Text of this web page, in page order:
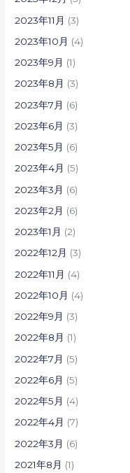
2023年11月 (3)
2023年10月 (4)
2023年9月 (1)
2023年8月 (3)
2023年7月 (6)
2023年6月 (3)
2023年5月 (6)
2023年4月 (5)
2023年3月 (6)
2023年2月 (6)
2023年1月 (2)
2022年12月 (3)
2022年11月 (4)
2022年10月 (4)
2022年9月 (3)
2022年8月 (1)
2022年7月 (5)
2022年6月 (5)
2022年5月 (4)
2022年4月 (7)
2022年3月 (6)
2021年8月 (1)